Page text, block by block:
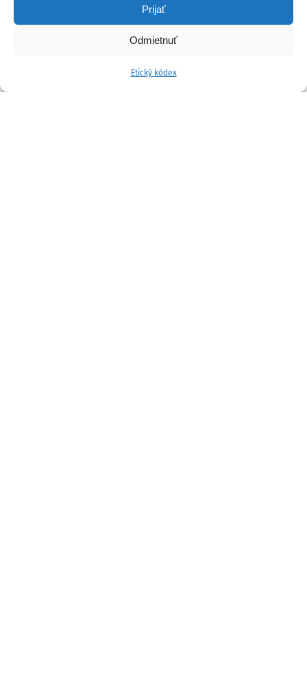
Prijať
Odmietnuť
Etický kódex